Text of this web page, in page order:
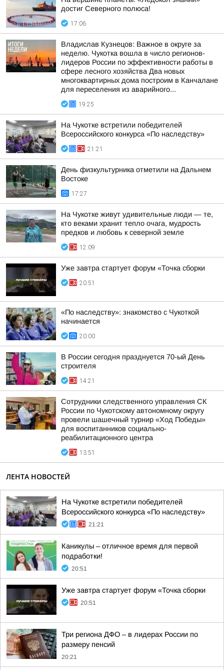
достиг Северного полюса!
17:06
Владислав Кузнецов: Важное в округе за
неделю. Чукотка вошла в число регионов-
лидеров России по эффективности работы в
сфере лесного хозяйства Два новых
многоквартирных дома построим в Канчалане
для переселения из аварийного...
19:25
На Чукотке встретили победителей
Всероссийского конкурса «По наследству»
21:21
День физкультурника отметили на Дальнем
Востоке
17:27
На Чукотке живут удивительные люди — те,
кто веками хранит тепло очага, мудрость
предков и любовь к северной земле
12:09
Уже завтра стартует форум «Точка сборки
20:51
«По наследству»: знакомство с Чукоткой
начинается
20:00
В России сегодня празднуется 70-ый День
строителя
14:21
Сотрудники следственного управления СК
России по Чукотскому автономному округу
провели шашечный турнир «Ход Победы»
для воспитанников социально-
реабилитационного центра
13:51
ЛЕНТА НОВОСТЕЙ
На Чукотке встретили победителей
Всероссийского конкурса «По наследству»
21:21
Каникулы – отличное время для первой
подработки!
20:51
Уже завтра стартует форум «Точка сборки
20:51
Три региона ДФО – в лидерах России по
размеру пенсий
20:21